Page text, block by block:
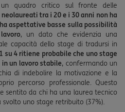
quadro critico sul fronte delle
tra i 20 e i 30 anni non ha
aspettative basse sulla possibilità
, un dato che evidenzia una
capacità dello stage di tradursi in
su 4 ritiene probabile che uno stage
un lavoro stabile, confermando un
di indebolire la motivazione e la
percorso professionale. Questo
sentito da chi ha una laurea tecnico
uno stage retribuito (37%).